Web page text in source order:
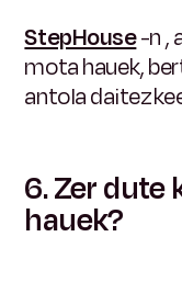
StepHouse-n,
mota hauek,
antola
6. Zer
hauek?